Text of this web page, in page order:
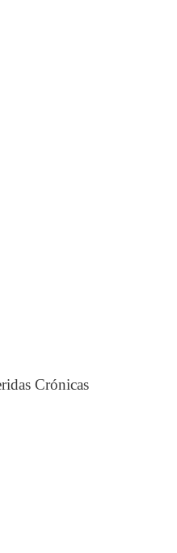
Crónicas